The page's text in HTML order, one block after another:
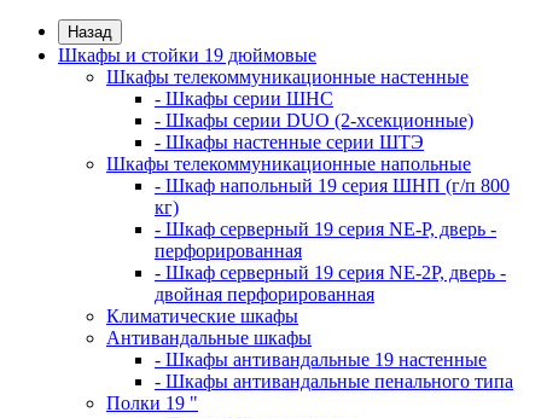
Назад
Шкафы и стойки 19 дюймовые
Шкафы телекоммуникационные настенные
- Шкафы серии ШНС
- Шкафы серии DUO (2-хсекционные)
- Шкафы настенные серии ШТЭ
Шкафы телекоммуникационные напольные
- Шкаф напольный 19 серия ШНП (г/п 800
кг)
- Шкаф серверный 19 серия NE-P, дверь -
перфорированная
- Шкаф серверный 19 серия NE-2P, дверь -
двойная перфорированная
Климатические шкафы
Антивандальные шкафы
- Шкафы антивандальные 19 настенные
- Шкафы антивандальные пенального типа
Полки 19 "